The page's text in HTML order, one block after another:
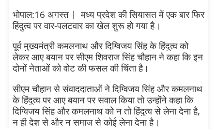
भोपाल:16 अगस्त | मध्य प्रदेश की सियासत में एक बार फिर
हिंदुत्व पर वार-पलटवार का खेल शुरू हो गया है।
पूर्व मुख्यमंत्री कमलनाथ और दिग्विजय सिंह के हिंदुत्व को
लेकर आए बयान पर सीएम शिवराज सिंह चौहान ने कहा कि इन
दोनों नेताओं को वोट की फसल की चिंता है।
सीएम चौहान से संवाददाताओं ने दिग्विजय सिंह और कमलनाथ
के हिंदुत्व पर आए बयान पर सवाल किया तो उन्होंने कहा कि
दिग्विजय सिंह और कमलनाथ को न तो हिंदुत्व से लेना देना है,
न ही देश से और न समाज से कोई लेना देना है।